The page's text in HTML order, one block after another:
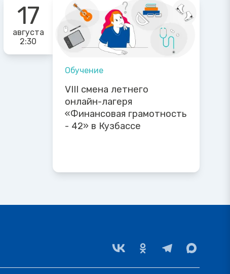
17
августа
2:30
Обучение
VIII смена летнего
онлайн-лагеря
«Финансовая грамотность
- 42» в Кузбассе